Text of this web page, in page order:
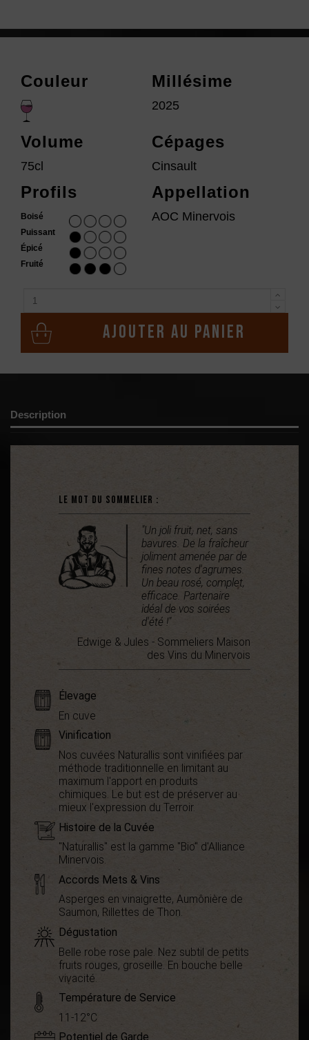
Couleur Millésime
2025
Volume
75cl
Cépages
Cinsault
Profils
Boisé
Puissant
Épicé
Fruité
Appellation
AOC Minervois
Ajouter au panier
Description
Le mot du sommelier :
"Un joli fruit, net, sans
bavures. De la fraîcheur
joliment amenée par de
fines notes d'agrumes.
Un beau rosé, complet,
efficace. Partenaire
idéal de vos soirées
d'été !"
Edwige & Jules - Sommeliers Maison
des Vins du Minervois
Élevage
En cuve
Vinification
Nos cuvées Naturallis sont vinifiées par
méthode traditionnelle en limitant au
maximum l'apport en produits
chimiques. Le but est de préserver au
mieux l'expression du Terroir.
Histoire de la Cuvée
"Naturallis" est la gamme "Bio" d'Alliance
Minervois.
Accords Mets & Vins
Asperges en vinaigrette, Aumônière de
Saumon, Rillettes de Thon.
Dégustation
Belle robe rose pale. Nez subtil de petits
fruits rouges, groseille. En bouche belle
vivacité.
Température de Service
11-12°C
Potentiel de Garde